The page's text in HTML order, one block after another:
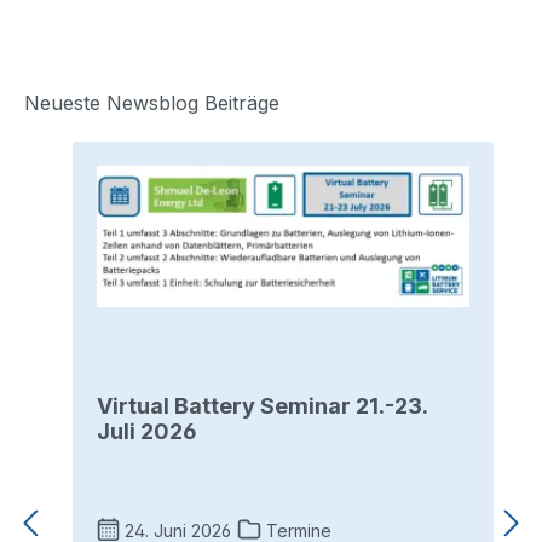
Neueste Newsblog Beiträge
Virtual Battery Seminar 21.-23.
Juli 2026
24. Juni 2026 Termine